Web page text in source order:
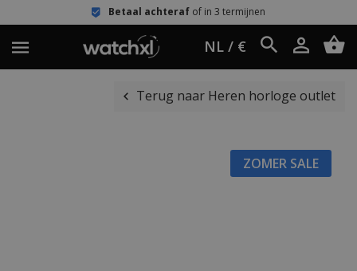
Betaal achterafof in 3 termijnen
NL / €
Terug naar Heren horloge outlet
ZOMER SALE